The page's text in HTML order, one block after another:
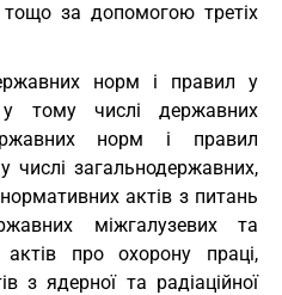
за допомогою третіх
норм і правил у
у тому числі державних
норм і правил
числі загальнодержавних,
актів з питань
міжгалузевих та
про охорону праці,
з ядерної та радіаційної